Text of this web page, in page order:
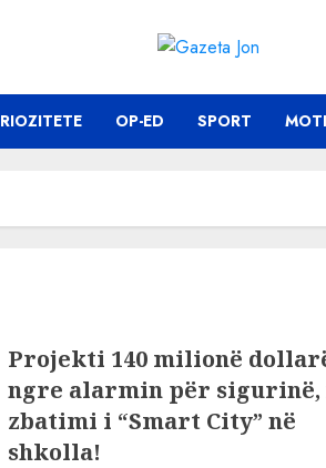
OP-ED SPORT MOTI
Projekti 140 milionë
ngre alarmin për sigurinë,
zbatimi i “Smart City” në
shkolla!